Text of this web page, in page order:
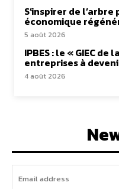
S’inspirer de
économique
5 août 2026
IPBES : le « GIEC
entreprises à
4 août 2026